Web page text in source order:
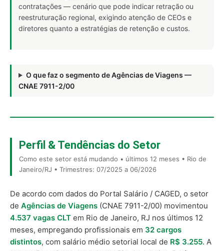
contratações — cenário que pode indicar retração ou
reestruturação regional, exigindo atenção de CEOs e
diretores quanto a estratégias de retenção e custos.
O que faz o segmento de Agências de Viagens —
CNAE 7911-2/00
Perfil & Tendências do Setor
Como este setor está mudando • últimos 12 meses • Rio de
Janeiro/RJ • Trimestres: 07/2025 a 06/2026
De acordo com dados do Portal Salário / CAGED, o setor
de Agências de Viagens (CNAE 7911-2/00) movimentou
4.537 vagas CLT em Rio de Janeiro, RJ nos últimos 12
meses, empregando profissionais em 32 cargos
distintos, com salário médio setorial local de R$ 3.255. A